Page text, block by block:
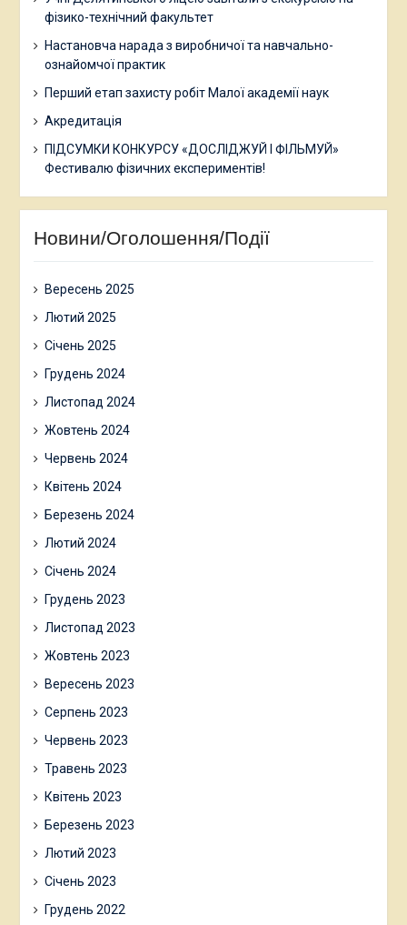
фізико-технічний факультет
Настановча нарада з виробничої та навчально-
ознайомчої практик
Перший етап захисту робіт Малої академії наук
Акредитація
ПІДСУМКИ КОНКУРСУ «ДОСЛІДЖУЙ І ФІЛЬМУЙ»
Фестивалю фізичних експериментів!
Новини/Оголошення/Події
Вересень 2025
Лютий 2025
Січень 2025
Грудень 2024
Листопад 2024
Жовтень 2024
Червень 2024
Квітень 2024
Березень 2024
Лютий 2024
Січень 2024
Грудень 2023
Листопад 2023
Жовтень 2023
Вересень 2023
Серпень 2023
Червень 2023
Травень 2023
Квітень 2023
Березень 2023
Лютий 2023
Січень 2023
Грудень 2022